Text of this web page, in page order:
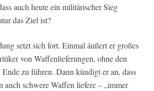
auch heute ein militärischer Sieg
das Ziel ist?
setzt sich fort. Einmal äußert er großes
von Waffenlieferungen, ohne den
zu führen. Dann kündigt er an, dass
auch schwere Waffen liefere – „immer